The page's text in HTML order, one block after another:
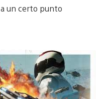
un certo punto